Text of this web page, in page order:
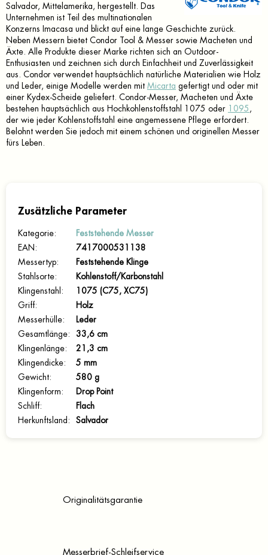
Salvador, Mittelamerika, hergestellt. Das
Unternehmen ist Teil des multinationalen
Konzerns Imacasa und blickt auf eine lange Geschichte zurück.
Neben Messern bietet Condor Tool & Messer sowie Macheten und
Äxte. Alle Produkte dieser Marke richten sich an Outdoor-
Enthusiasten und zeichnen sich durch Einfachheit und Zuverlässigkeit
aus. Condor verwendet hauptsächlich natürliche Materialien wie Holz
und Leder, einige Modelle werden mit Micarta gefertigt und oder mit
einer Kydex-Scheide geliefert. Condor-Messer, Macheten und Äxte
bestehen hauptsächlich aus Hochkohlenstoffstahl 1075 oder
1095 ,
der wie jeder Kohlenstoffstahl eine angemessene Pflege erfordert.
Belohnt werden Sie jedoch mit einem schönen und originellen Messer
fürs Leben.
Zusätzliche Parameter
Kategorie:
Feststehende Messer
EAN :
7417000531138
Messertyp:
Feststehende Klinge
Stahlsorte:
Kohlenstoff/Karbonstahl
Klingenstahl :
1075 (C75, XC75)
Griff:
Holz
Messerhülle:
Leder
Gesamtlänge:
33,6 cm
Klingenlänge:
21,3 cm
Klingendicke:
5 mm
Gewicht:
580 g
Klingenform :
Drop Point
Schliff:
Flach
Herkunftsland : Salvador
Originalitätsgarantie
Messerbrief-Schleifservice